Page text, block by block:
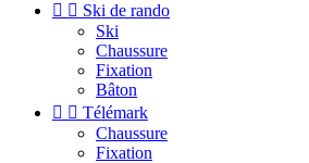
  Ski de rando
Ski
Chaussure
Fixation
Bâton
  Télémark
Chaussure
Fixation